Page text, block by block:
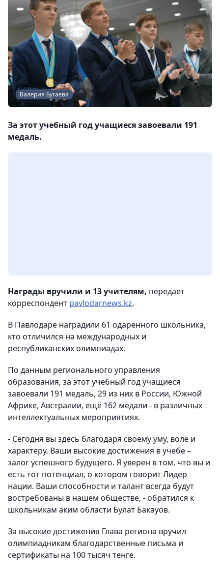
Валерия Бугаева
За этот учебный год учащиеся завоевали 191
медаль.
Награды вручили и 13 учителям, передает
корреспондент pavlodarnews.kz.
В Павлодаре наградили 61 одаренного школьника,
кто отличился на международных и
республиканских олимпиадах.
По данным регионального управления
образования, за этот учебный год учащиеся
завоевали 191 медаль, 29 из них в России, Южной
Африке, Австралии, ещё 162 медали - в различных
интеллектуальных мероприятиях.
- Сегодня вы здесь благодаря своему уму, воле и
характеру. Ваши высокие достижения в учебе –
залог успешного будущего. Я уверен в том, что вы и
есть тот потенциал, о котором говорит Лидер
нации. Ваши способности и талант всегда будут
востребованы в нашем обществе, - обратился к
школьникам аким области Булат Бакауов.
За высокие достижения Глава региона вручил
олимпиадникам благодарственные письма и
сертификаты на 100 тысяч тенге.